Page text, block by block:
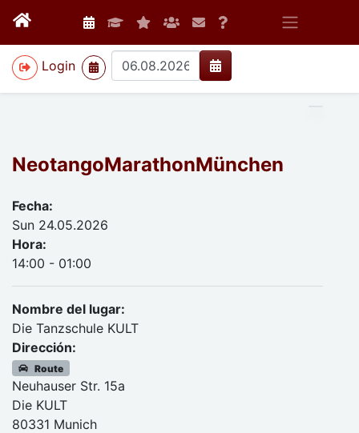
Login
>
NeotangoMarathonMünchen
Fecha:
Sun 24.05.2026
Hora:
14:00 - 01:00
Nombre del lugar:
Die Tanzschule KULT
Dirección:
Route
Neuhauser Str. 15a
Die KULT
80331 Munich